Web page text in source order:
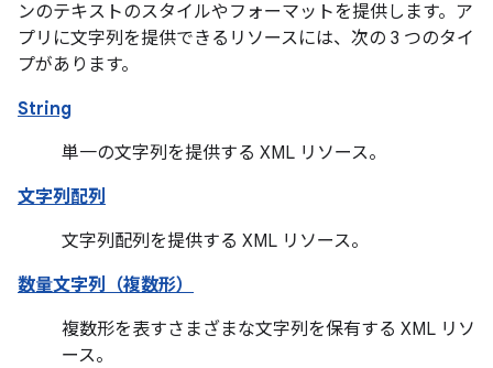
ンのテキストのスタイルやフォーマットを提供します。ア
プリに文字列を提供できるリソースには、次の 3 つのタイ
プがあります。
String
単一の文字列を提供する XML リソース。
文字列配列
文字列配列を提供する XML リソース。
数量文字列（複数形）
複数形を表すさまざまな文字列を保有する XML リソ
ース。